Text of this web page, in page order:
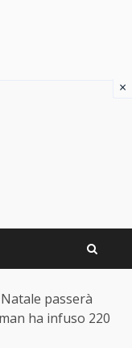
passerà
ha infuso 220
×